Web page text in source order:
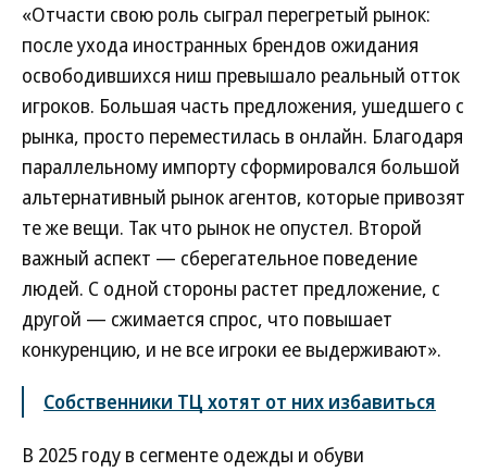
«Отчасти свою роль сыграл перегретый рынок:
после ухода иностранных брендов ожидания
освободившихся ниш превышало реальный отток
игроков. Большая часть предложения, ушедшего с
рынка, просто переместилась в онлайн. Благодаря
параллельному импорту сформировался большой
альтернативный рынок агентов, которые привозят
те же вещи. Так что рынок не опустел. Второй
важный аспект — сберегательное поведение
людей. С одной стороны растет предложение, с
другой — сжимается спрос, что повышает
конкуренцию, и не все игроки ее выдерживают».
Собственники ТЦ хотят от них избавиться
В 2025 году в сегменте одежды и обуви